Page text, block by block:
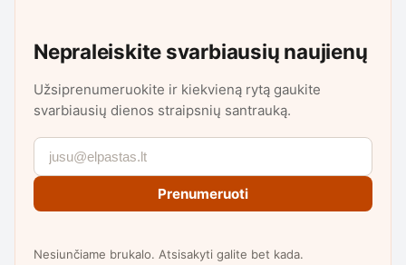
Nepraleiskite svarbiausių naujienų
Užsiprenumeruokite ir kiekvieną rytą gaukite
svarbiausių dienos straipsnių santrauką.
Prenumeruoti
Nesiunčiame brukalo. Atsisakyti galite bet kada.